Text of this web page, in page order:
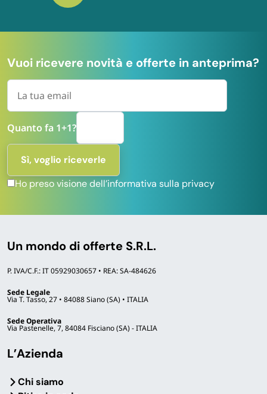
Vuoi ricevere novità e offerte in anteprima?
Quanto fa 1+1?
Ho preso visione dell’informativa sulla privacy
Un mondo di offerte S.R.L.
P. IVA/C.F.: IT 05929030657 • REA: SA-484626
Sede Legale
Via T. Tasso, 27 • 84088 Siano (SA) • ITALIA
Sede Operativa
Via Pastenelle, 7, 84084 Fisciano (SA) - ITALIA
L’Azienda
Chi siamo